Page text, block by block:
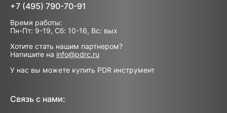
+7 (495) 790-70-91
Время работы:
Пн-Пт: 9-19, Сб: 10-16, Вс: вых
Хотите стать нашим партнером?
Напишите на info@pdrc.ru
У нас вы можете купить PDR инструмент
Связь с нами: